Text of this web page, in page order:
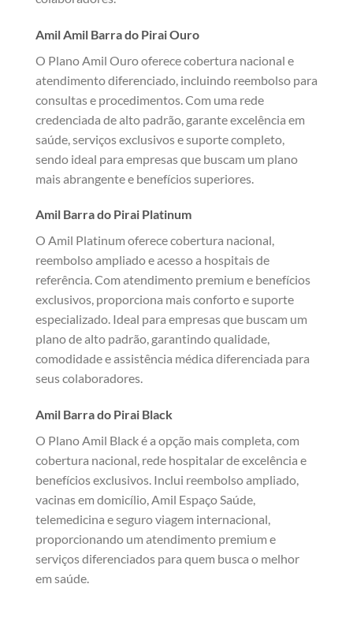
Amil Amil Barra do Pirai Ouro
O Plano Amil Ouro oferece cobertura nacional e
atendimento diferenciado, incluindo reembolso para
consultas e procedimentos. Com uma rede
credenciada de alto padrão, garante excelência em
saúde, serviços exclusivos e suporte completo,
sendo ideal para empresas que buscam um plano
mais abrangente e benefícios superiores.
Amil Barra do Pirai Platinum
O Amil Platinum oferece cobertura nacional,
reembolso ampliado e acesso a hospitais de
referência. Com atendimento premium e benefícios
exclusivos, proporciona mais conforto e suporte
especializado. Ideal para empresas que buscam um
plano de alto padrão, garantindo qualidade,
comodidade e assistência médica diferenciada para
seus colaboradores.
Amil Barra do Pirai Black
O Plano Amil Black é a opção mais completa, com
cobertura nacional, rede hospitalar de excelência e
benefícios exclusivos. Inclui reembolso ampliado,
vacinas em domicílio, Amil Espaço Saúde,
telemedicina e seguro viagem internacional,
proporcionando um atendimento premium e
serviços diferenciados para quem busca o melhor
em saúde.